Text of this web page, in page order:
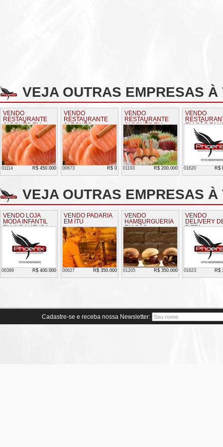
VEJA OUTRAS EMPRESAS
VENDO
RESTAURANTE
JAPONÊS EM
AMERICANA
01114 R$ 450.000
VENDO
RESTAURANTE
JAPONÊS
00673 R$ 0
VENDO
RESTAURANTE
JAPONÊS EM
TATUÍ
01193 R$ 200.000
VENDO
EM SÃO
01620 R$
VEJA OUTRAS EMPRESAS
VENDO LOJA
MODA INFANTIL
EM INDAIATUBA
06389 R$ 400.000
VENDO PADARIA
EM ITU
00627 R$ 350.000
VENDO
HAMBURGUERIA
EM SÃO
BERNARDO DO
CAMPO
01205 R$ 350.000
VENDO
DELIVERY
PIZZA
01623 R$
Cadastre-se e receba nossa Newsletter: